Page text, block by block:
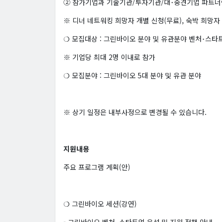
② 참가기업과 기술기관/투자기관/대･중견기업 파트너
※ 디너 네트워킹 희망자 개별 신청(무료), 숙박 희망
❍ 모집대상 : 그린바이오 분야 및 유관분야 벤처･스타
※ 기업당 최대 2명 이내로 참가
❍ 모집분야 : 그린바이오 5대 분야 및 유관 분야
※ 상기 일정은 내부사정으로 변경될 수 있습니다.
지원내용
주요 프로그램 계획(안)
❍ 그린바이오 세션(강연)